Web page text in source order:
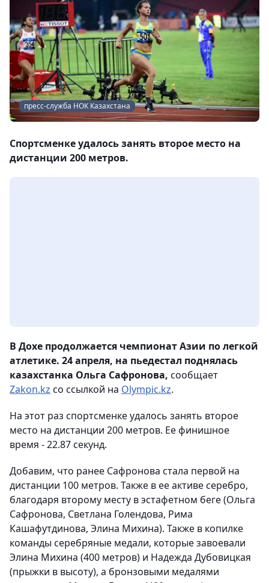
пресс-служба НОК Казахстана
Спортсменке удалось занять второе место на
дистанции 200 метров.
В Дохе продолжается чемпионат Азии по легкой
атлетике. 24 апреля, на пьедестал поднялась
казахстанка Ольга Сафронова, сообщает
Zakon.kz со ссылкой на Olympic.kz.
На этот раз спортсменке удалось занять второе
место на дистанции 200 метров. Ее финишное
время - 22.87 секунд.
Добавим, что ранее Сафронова стала первой на
дистанции 100 метров. Также в ее активе серебро,
благодаря второму месту в эстафетном беге (Ольга
Сафронова, Светлана Голендова, Рима
Кашафутдинова, Элина Михина). Также в копилке
команды серебряные медали, которые завоевали
Элина Михина (400 метров) и Надежда Дубовицкая
(прыжки в высоту), а бронзовыми медалями